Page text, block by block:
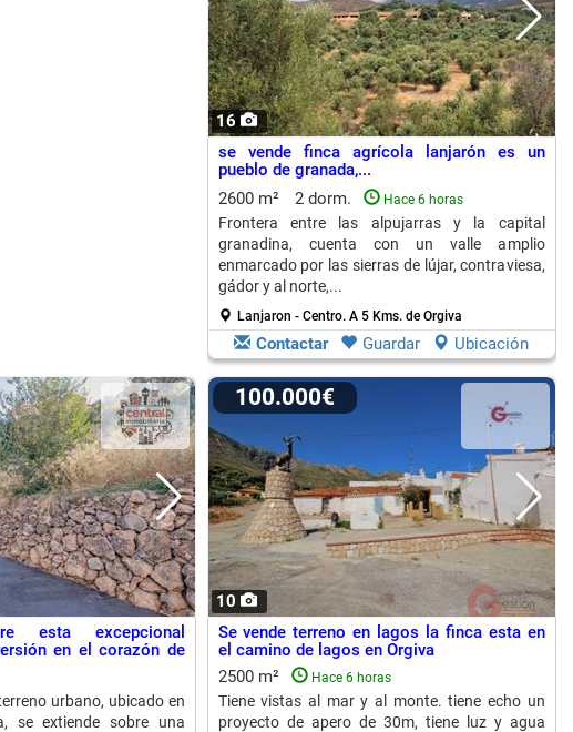
16
se vende finca agrícola lanjarón es un
pueblo de granada,...
2600 m²
2 dorm. Hace 6 horas
Frontera entre las alpujarras y la capital
granadina, cuenta con un valle amplio
enmarcado por las sierras de lújar, contraviesa,
gádor y al norte,...
Lanjaron - Centro. A 5 Kms. de Orgiva
Contactar Guardar Ubicación
esta excepcional
en el corazón de
urbano, ubicado en
se extiende sobre una
10
100.000€
Se vende terreno en lagos la finca esta en
el camino de lagos en Orgiva
2500 m²
Hace 6 horas
Tiene vistas al mar y al monte. tiene echo un
proyecto de apero de 30m, tiene luz y agua